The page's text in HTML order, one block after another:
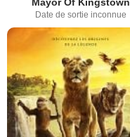
Date de sortie inconnue